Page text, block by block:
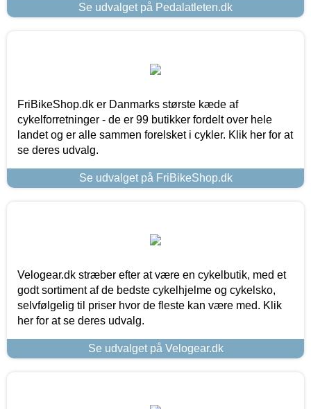
Se udvalget på Pedalatleten.dk
FriBikeShop.dk er Danmarks største kæde af
cykelforretninger - de er 99 butikker fordelt over hele
landet og er alle sammen forelsket i cykler. Klik her for at
se deres udvalg.
Se udvalget på FriBikeShop.dk
Velogear.dk stræber efter at være en cykelbutik, med et
godt sortiment af de bedste cykelhjelme og cykelsko,
selvfølgelig til priser hvor de fleste kan være med. Klik
her for at se deres udvalg.
Se udvalget på Velogear.dk